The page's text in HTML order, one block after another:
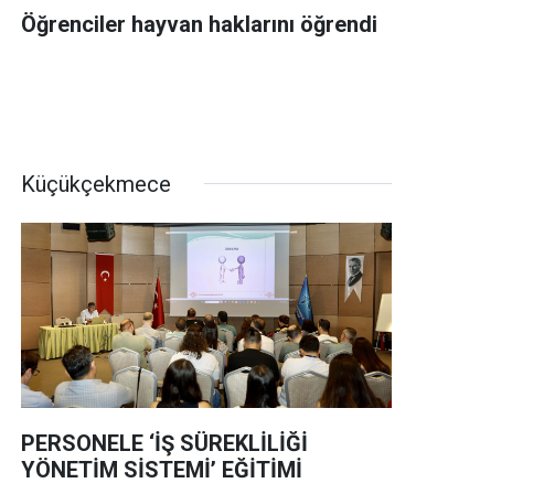
Öğrenciler hayvan haklarını öğrendi
Küçükçekmece
PERSONELE ‘İŞ SÜREKLİLİĞİ
YÖNETİM SİSTEMİ’ EĞİTİMİ